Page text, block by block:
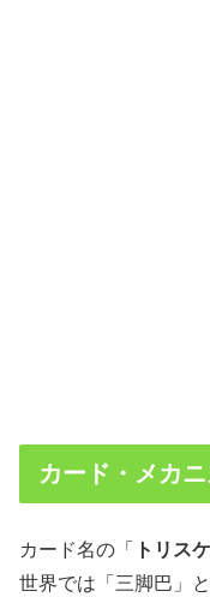
カード・メカニ
カード名の「 トリス
世界では「三脚巴」